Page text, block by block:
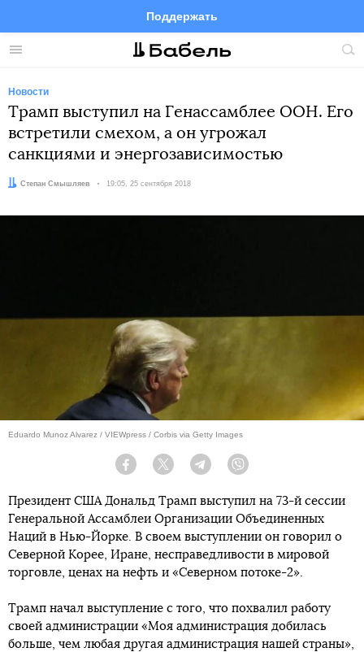
Меню
Поддержать
FacebookTelegramTwitter
Новости
Трамп выступил на Генассамблее ООН. Его
встретили смехом, а он угрожал
санкциями и энергозависимостью
Автор:
Степан Смышляев Дата:
19:05, 25 сентября 2018
Eduardo Munoz Alvarez / VIEWpress / Corbis via Getty Images
Facebook Twitter Telegram
Президент США Дональд Трамп выступил на 73-й сессии
Генеральной Ассамблеи Организации Объединенных
Наций в Нью-Йорке. В своем выступлении он говорил о
Северной Корее, Иране, несправедливости в мировой
торговле, ценах на нефть и «Северном потоке-2».
Трамп начал выступление с того, что похвалил работу
своей администрации «Моя администрация добилась
больше, чем любая другая администрация нашей страны»,